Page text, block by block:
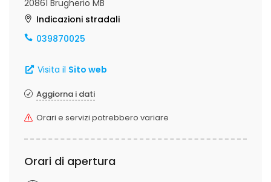
20861 Brugherio MB
Indicazioni stradali
039870025
Visita il Sito web
Aggiorna i dati
Orari e servizi potrebbero variare
Orari di apertura